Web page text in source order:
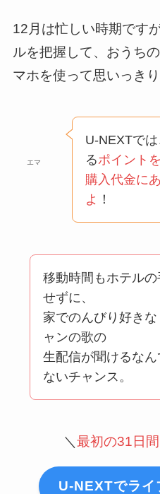
12月は忙しい時期です
ルを把握して、おうち
マホを使って思いっき
エマ
U-NEXTで
るポイント
購入代金に
よ ！
移動時間もホテル
せずに、
家でのんびり好き
ャンの歌の
生配信が聞けるな
ないチャンス。
＼ 最初の31日
U-NEXTでライ